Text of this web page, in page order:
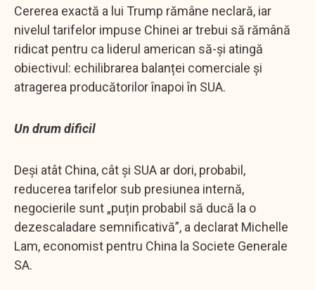
Cererea exactă a lui Trump rămâne neclară, iar
nivelul tarifelor impuse Chinei ar trebui să rămână
ridicat pentru ca liderul american să-și atingă
obiectivul: echilibrarea balanței comerciale și
atragerea producătorilor înapoi în SUA.
Un drum dificil
Deși atât China, cât și SUA ar dori, probabil,
reducerea tarifelor sub presiunea internă,
negocierile sunt „puțin probabil să ducă la o
dezescaladare semnificativă”, a declarat Michelle
Lam, economist pentru China la Societe Generale
SA.